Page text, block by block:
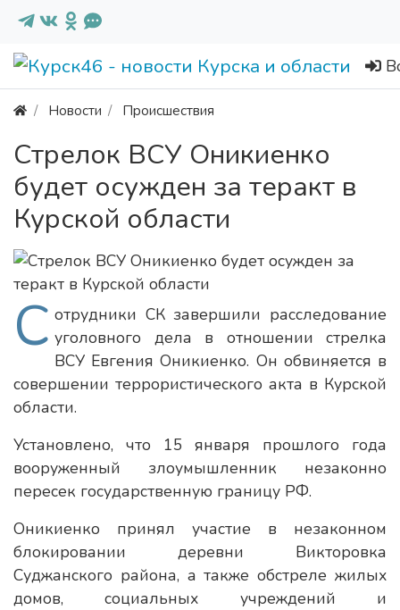
Новости Происшествия
Стрелок ВСУ Оникиенко
будет осужден за теракт в
Курской области
С отрудники СК завершили расследование
уголовного дела в отношении стрелка
ВСУ Евгения Оникиенко. Он обвиняется в
совершении террористического акта в Курской
области.
Установлено, что 15 января прошлого года
вооруженный злоумышленник незаконно
пересек государственную границу РФ.
Оникиенко принял участие в незаконном
блокировании деревни Викторовка
Суджанского района, а также обстреле жилых
домов, социальных учреждений и